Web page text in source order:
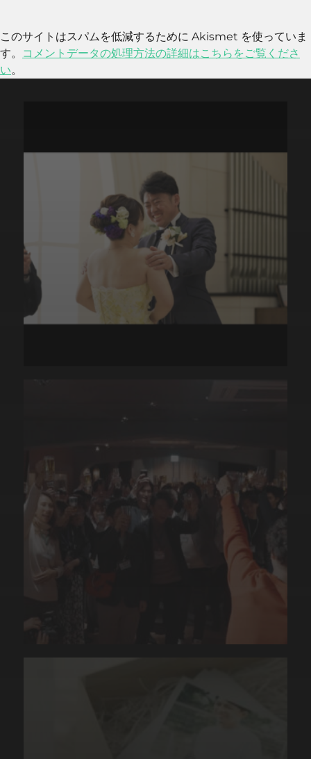
このサイトはスパムを低減するために Akismet を使っていま
す。
コメントデータの処理方法の詳細はこちらをご覧くださ
い。